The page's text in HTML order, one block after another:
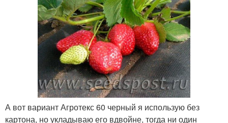
А вот вариант Агротекс 60 черный я использую без
картона, но укладываю его вдвойне, тогда ни один